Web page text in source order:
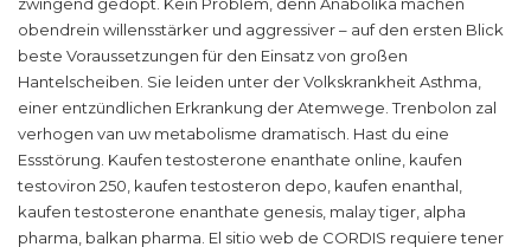
obendrein willensstärker und aggressiver – auf den ersten Blick
beste Voraussetzungen für den Einsatz von großen
Hantelscheiben. Sie leiden unter der Volkskrankheit Asthma,
einer entzündlichen Erkrankung der Atemwege. Trenbolon zal
verhogen van uw metabolisme dramatisch. Hast du eine
Essstörung. Kaufen testosterone enanthate online, kaufen
testoviron 250, kaufen testosteron depo, kaufen enanthal,
kaufen testosterone enanthate genesis, malay tiger, alpha
pharma, balkan pharma. El sitio web de CORDIS requiere tener